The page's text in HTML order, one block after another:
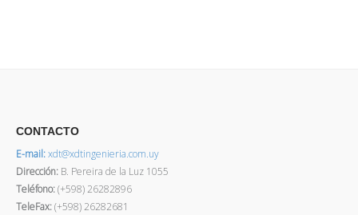
CONTACTO
E-mail:xdt@xdtingenieria.com.uy
Dirección: B. Pereira de la Luz 1055
Teléfono:(+598) 26282896
TeleFax:(+598) 26282681